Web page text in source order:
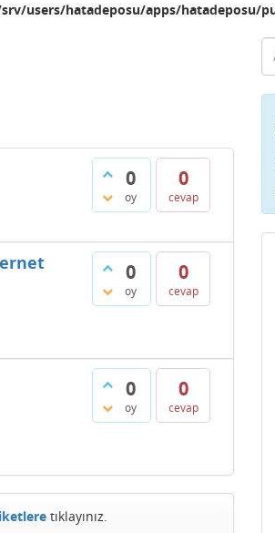
users/hatadeposu/apps/hatadeposu/
0
oy
0
cevap
0
oy
0
cevap
0
oy
0
cevap
tıklayınız.